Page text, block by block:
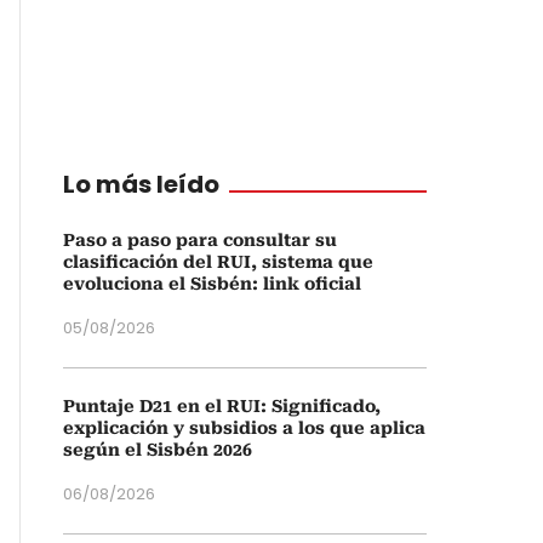
Lo más leído
Paso a paso para consultar su
clasificación del RUI, sistema que
evoluciona el Sisbén: link oficial
05/08/2026
Puntaje D21 en el RUI: Significado,
explicación y subsidios a los que aplica
según el Sisbén 2026
06/08/2026